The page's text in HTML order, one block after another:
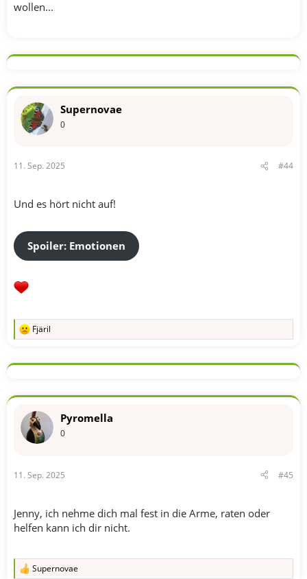
wollen...
Supernovae
0
11. Sep. 2025 #44
Und es hört nicht auf!
Spoiler: Emotionen
R
k
o
e
n
Fjäril
Pyromella
0
11. Sep. 2025 #45
Jenny, ich nehme dich mal fest in die Arme, raten oder
helfen kann ich dir nicht.
R
Supernovae